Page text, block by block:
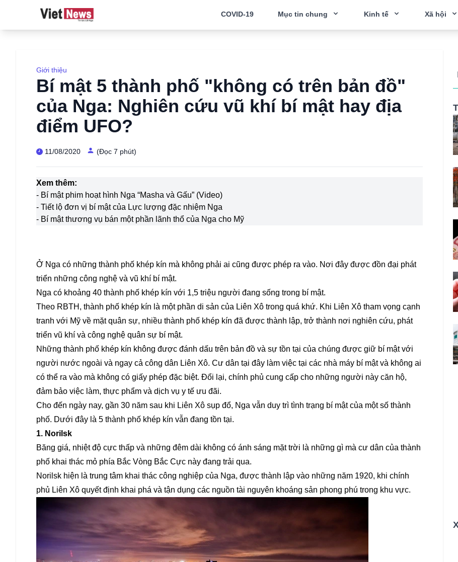
COVID-19 Mục tin chung Kinh tế Xã hội
Giới thiệu
Bí mật 5 thành phố "không có trên bản đồ"
của Nga: Nghiên cứu vũ khí bí mật hay địa
điểm UFO?
11/08/2020 (Đọc 7 phút)
Xem thêm:
- Bí mật phim hoạt hình Nga “Masha và Gấu” (Video)
- Tiết lộ đơn vị bí mật của Lực lượng đặc nhiệm Nga
- Bí mật thương vụ bán một phần lãnh thổ của Nga cho Mỹ
Ở Nga có những thành phố khép kín mà không phải ai cũng được phép ra vào. Nơi đây được đồn đại phát
triển những công nghệ và vũ khí bí mật.
Nga có khoảng 40 thành phố khép kín với 1,5 triệu người đang sống trong bí mật.
Theo RBTH, thành phố khép kín là một phần di sản của Liên Xô trong quá khứ. Khi Liên Xô tham vọng cạnh
tranh với Mỹ về mặt quân sự, nhiều thành phố khép kín đã được thành lập, trở thành nơi nghiên cứu, phát
triển vũ khí và công nghệ quân sự bí mật.
Những thành phố khép kín không được đánh dấu trên bản đồ và sự tồn tại của chúng được giữ bí mật với
người nước ngoài và ngay cả công dân Liên Xô. Cư dân tại đây làm việc tại các nhà máy bí mật và không ai
có thể ra vào mà không có giấy phép đặc biệt. Đổi lại, chính phủ cung cấp cho những người này căn hộ,
đảm bảo việc làm, thực phẩm và dịch vụ y tế ưu đãi.
Cho đến ngày nay, gần 30 năm sau khi Liên Xô sụp đổ, Nga vẫn duy trì tình trạng bí mật của một số thành
phố. Dưới đây là 5 thành phố khép kín vẫn đang tồn tại.
1. Norilsk
Băng giá, nhiệt độ cực thấp và những đêm dài không có ánh sáng mặt trời là những gì mà cư dân của thành
phố khai thác mỏ phía Bắc Vòng Bắc Cực này đang trải qua.
Norilsk hiện là trung tâm khai thác công nghiệp của Nga, được thành lập vào những năm 1920, khi chính
phủ Liên Xô quyết định khai phá và tận dụng các nguồn tài nguyên khoáng sản phong phú trong khu vực.